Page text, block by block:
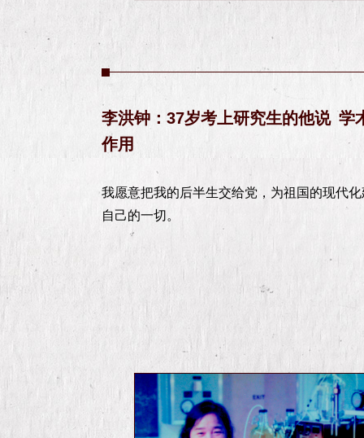
李洪钟：37岁考上研究生的他说 学
作用
我愿意把我的后半生交给党，为祖国的现代
自己的一切。